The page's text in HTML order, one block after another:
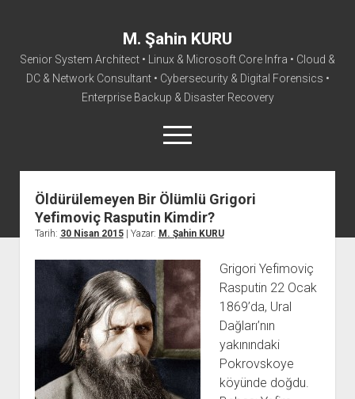
M. Şahin KURU
Senior System Architect • Linux & Microsoft Core Infra • Cloud &
DC & Network Consultant • Cybersecurity & Digital Forensics •
Enterprise Backup & Disaster Recovery
menüyü
aç
facebookinstagram
linkedinyoutube
rss mail@sahinkuru.com.tr
email-form soundcloud
tumblr
Ana Sayfa
İletişim
Öldürülemeyen Bir Ölümlü Grigori
Yefimoviç Rasputin Kimdir?
Tarih: 30 Nisan 2015| Yazar: M. Şahin KURU
Grigori Yefimoviç
Rasputin 22 Ocak
1869’da, Ural
Dağları’nın
yakınındaki
Pokrovskoye
köyünde doğdu.